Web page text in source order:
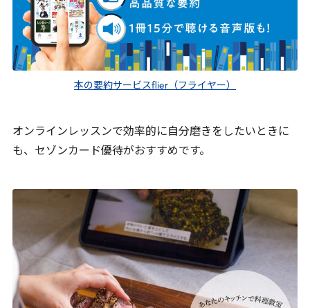
本の要約サービスflier（フライヤー）
オンラインレッスンで効率的に自分磨きをしたいときに
も、セゾンカード優待がおすすめです。